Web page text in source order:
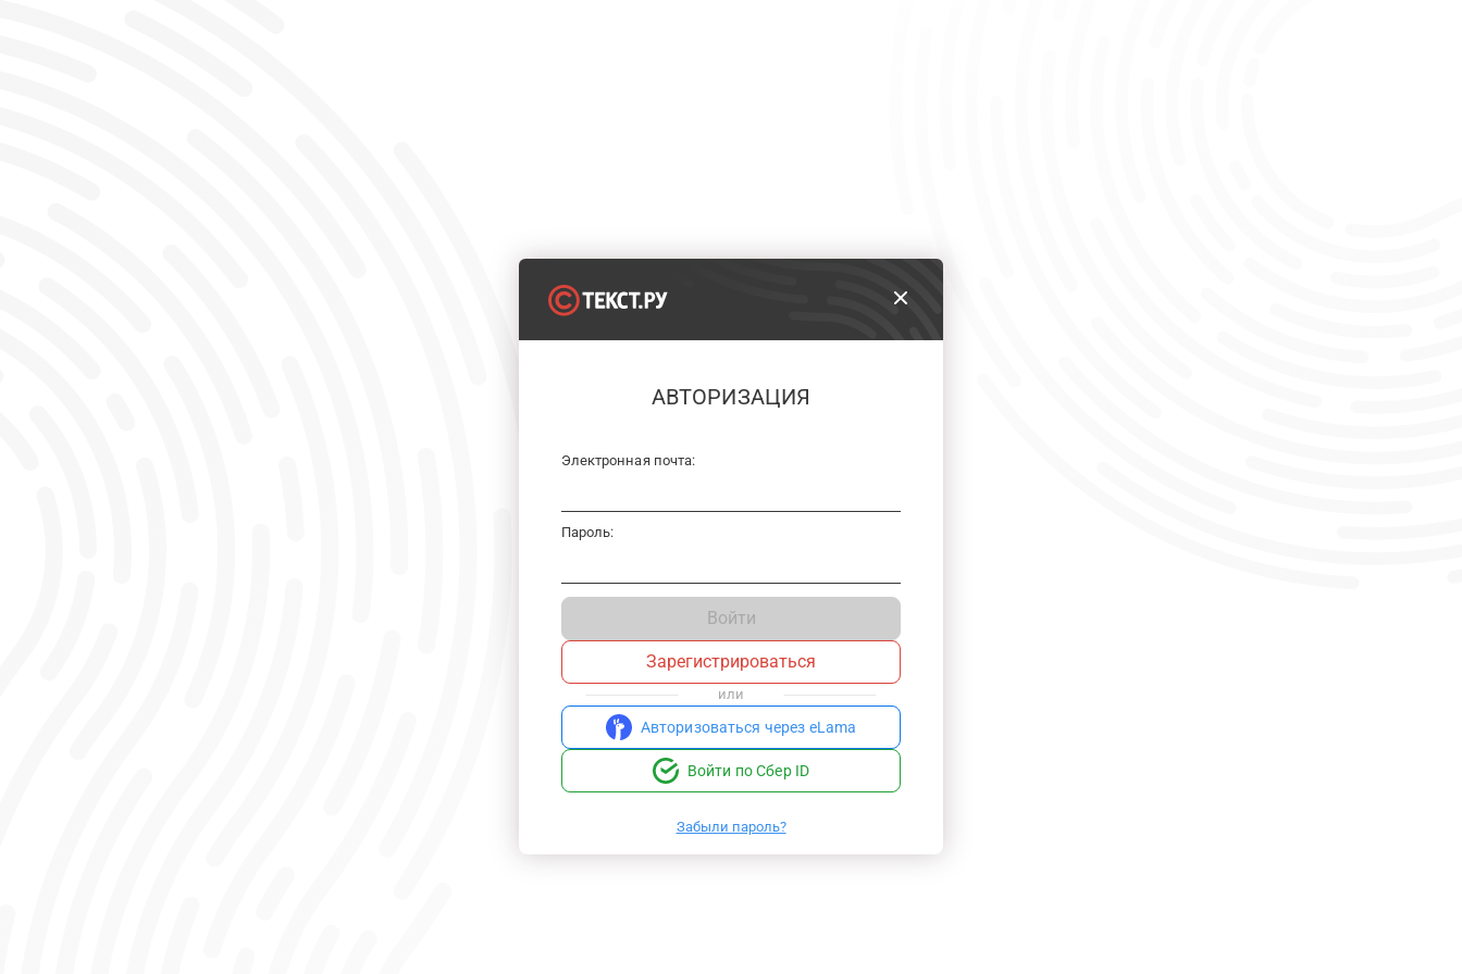
АВТОРИЗАЦИЯ
Электронная почта:
Пароль:
Войти
Зарегистрироваться
или
Авторизоваться через eLama
Войти по Сбер ID
Забыли пароль?